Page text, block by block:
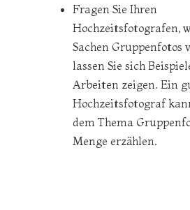
Fragen Sie Ihren
Hochzeitsfotografen,
Sachen Gruppenfotos
lassen Sie sich
Arbeiten zeigen. Ein
Hochzeitsfotograf
dem Thema
Menge erzählen.